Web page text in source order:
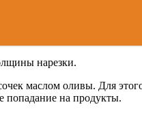
нарезки.
маслом оливы. Для
попадание на продукты.